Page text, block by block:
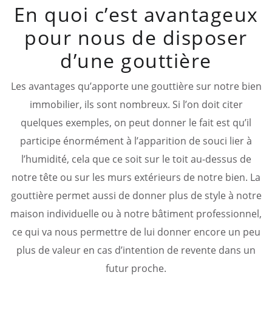
En quoi c’est avantageux
pour nous de disposer
d’une gouttière
Les avantages qu’apporte une gouttière sur notre bien
immobilier, ils sont nombreux. Si l’on doit citer
quelques exemples, on peut donner le fait est qu’il
participe énormément à l’apparition de souci lier à
l’humidité, cela que ce soit sur le toit au-dessus de
notre tête ou sur les murs extérieurs de notre bien. La
gouttière permet aussi de donner plus de style à notre
maison individuelle ou à notre bâtiment professionnel,
ce qui va nous permettre de lui donner encore un peu
plus de valeur en cas d’intention de revente dans un
futur proche.